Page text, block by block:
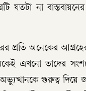
যতটা না
প্রতি অনেকের
এখনো তাদের
গুরুত্ব দিয়ে